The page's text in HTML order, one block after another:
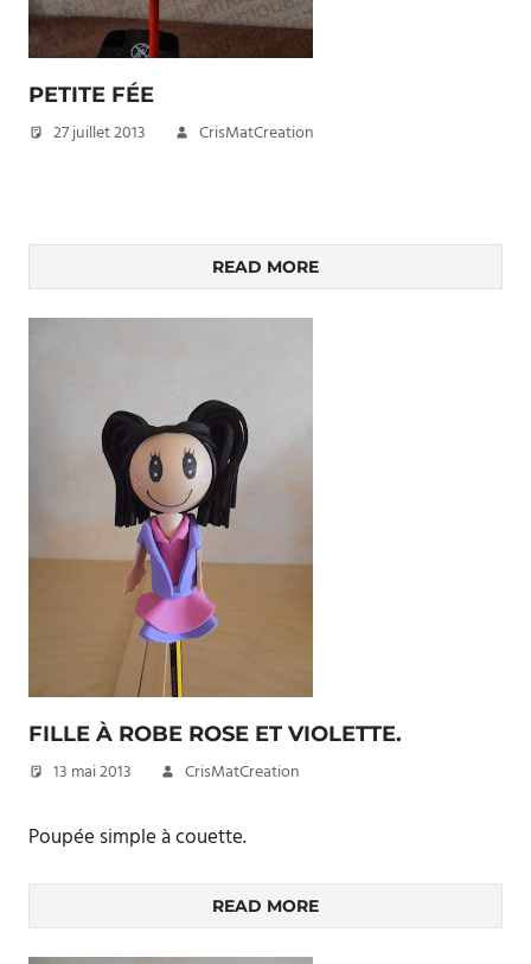
PETITE FÉE
27 juillet 2013 CrisMatCreation
READ MORE
FILLE À ROBE ROSE ET VIOLETTE.
13 mai 2013 CrisMatCreation
Poupée simple à couette.
READ MORE